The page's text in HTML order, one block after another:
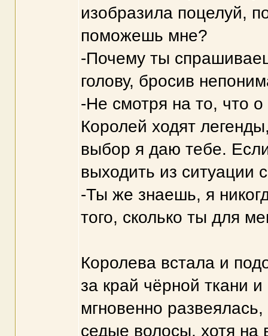
изобразила поцелуй,
поможешь мне?
-Почему ты
голову, бросив
-Не смотря на то, что
Королей ходят
выбор я даю тебе.
выходить из ситуации
-Ты же знаешь, я
того, сколько ты для
Королева встала и
за край чёрной ткани
мгновенно
седые волосы, хотя